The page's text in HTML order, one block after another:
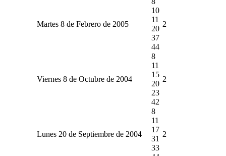
Martes 8 de Febrero de 2005
10
11
20
37
44
2
Viernes 8 de Octubre de 2004
8
11
15
20
23
42
2
Lunes 20 de Septiembre de 2004
8
11
17
31
33
2